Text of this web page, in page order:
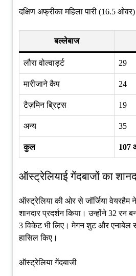
दक्षिण अफ्रीका महिला पारी (16.5 ओवर)
बल्लेबाज
लौरा वोल्वार्ड्ट 29
मारीजाने कैप 24
टैज़मिन ब्रिट्स 19
अन्य 35
कुल 107
ऑस्ट्रेलियाई गेंदबाजों का
ऑस्ट्रेलिया की ओर से जॉर्जिया वेयरहैम
शानदार प्रदर्शन किया। उन्होंने 32 रन
3 विकेट भी लिए। मेगन शुट और एनाबेल
हासिल किए।
ऑस्ट्रेलिया गेंदबाजी